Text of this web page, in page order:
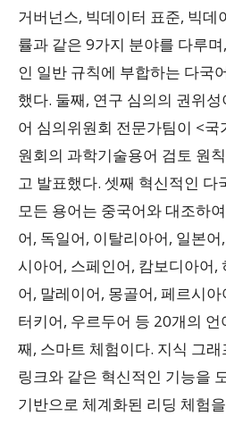
거버넌스, 빅데이터 표준, 빅데
률과 같은 9가지 분야를 다루
인 일반 규칙에 부합하는 다국
했다. 둘째, 연구 심의의 권위
어 심의위원회 전문가팀이 <
원회의 과학기술용어 검토 원
고 발표했다. 셋째 혁신적인 다
모든 용어는 중국어와 대조하
어, 독일어, 이탈리아어, 일본
시아어, 스페인어, 캄보디아어,
어, 말레이어, 몽골어, 페르시
터키어, 우르두어 등 20개의
째, 스마트 체험이다. 지식 그
링크와 같은 혁신적인 기능을
기반으로 체계화된 리딩 체험